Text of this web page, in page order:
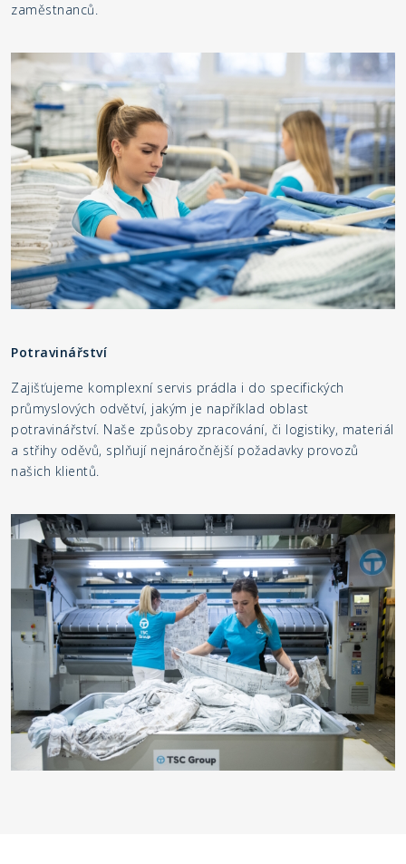
zaměstnanců.
Potravinářství
Zajišťujeme komplexní servis prádla i do specifických
průmyslových odvětví, jakým je například oblast
potravinářství. Naše způsoby zpracování, či logistiky, materiál
a střihy oděvů, splňují nejnáročnější požadavky provozů
našich klientů.